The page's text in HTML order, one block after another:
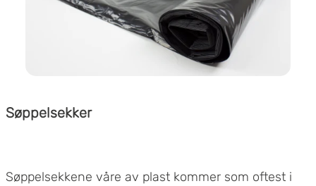
Søppelsekker
Søppelsekkene våre av plast kommer som oftest i